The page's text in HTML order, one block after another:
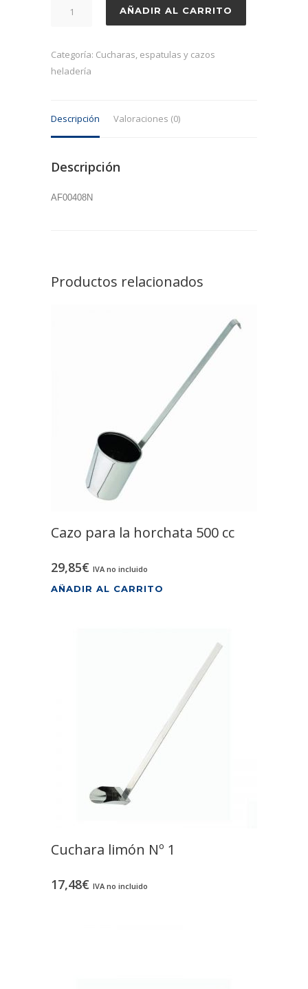
negra
cantidad
AÑADIR AL CARRITO
Categoría: Cucharas, espatulas y cazos
heladería
Descripción Valoraciones (0)
Descripción
AF00408N
Productos relacionados
Cazo para la horchata 500 cc
29,85€ IVA no incluido
AÑADIR AL CARRITO
Cuchara limón Nº 1
17,48€ IVA no incluido